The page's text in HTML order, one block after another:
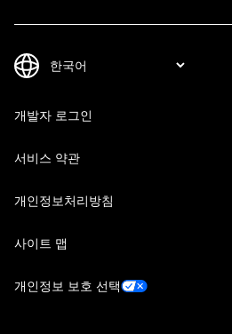
개발자 로그인
서비스 약관
개인정보처리방침
사이트 맵
개인정보 보호 선택